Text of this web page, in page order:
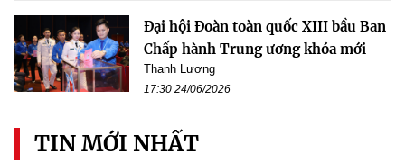
Đại hội Đoàn toàn quốc XIII bầu Ban
Chấp hành Trung ương khóa mới
Thanh Lương
17:30 24/06/2026
TIN MỚI NHẤT